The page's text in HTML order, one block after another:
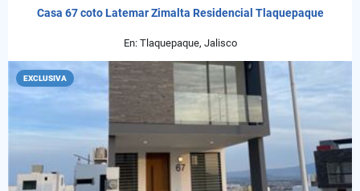
Casa 67 coto Latemar Zimalta Residencial Tlaquepaque
En: Tlaquepaque, Jalisco
EXCLUSIVA